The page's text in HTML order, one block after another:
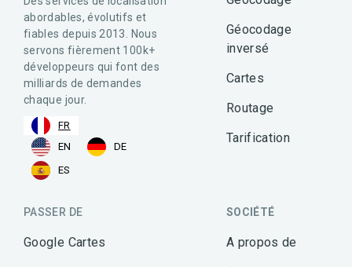
abordables, évolutifs et
fiables depuis 2013. Nous
servons fièrement 100k+
développeurs qui font des
milliards de demandes
chaque jour.
FR
EN
DE
ES
Géocodage
inversé
Cartes
Routage
Tarification
PASSER DE
Google Cartes
SOCIÉTÉ
A propos de